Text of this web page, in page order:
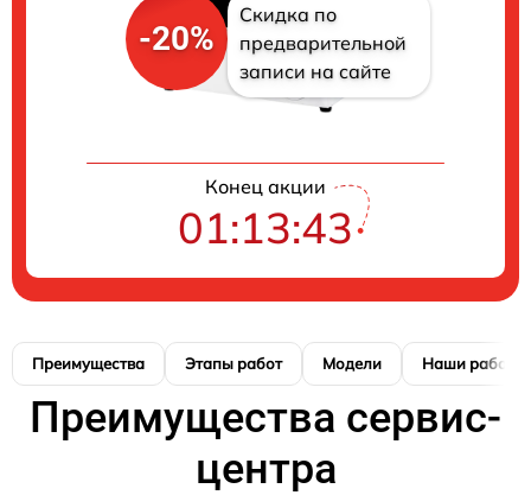
-20%
Скидка по
предварительной
записи на сайте
Конец акции
01:13:42
Преимущества Этапы работ Модели Наши работы
Преимущества сервис-
центра